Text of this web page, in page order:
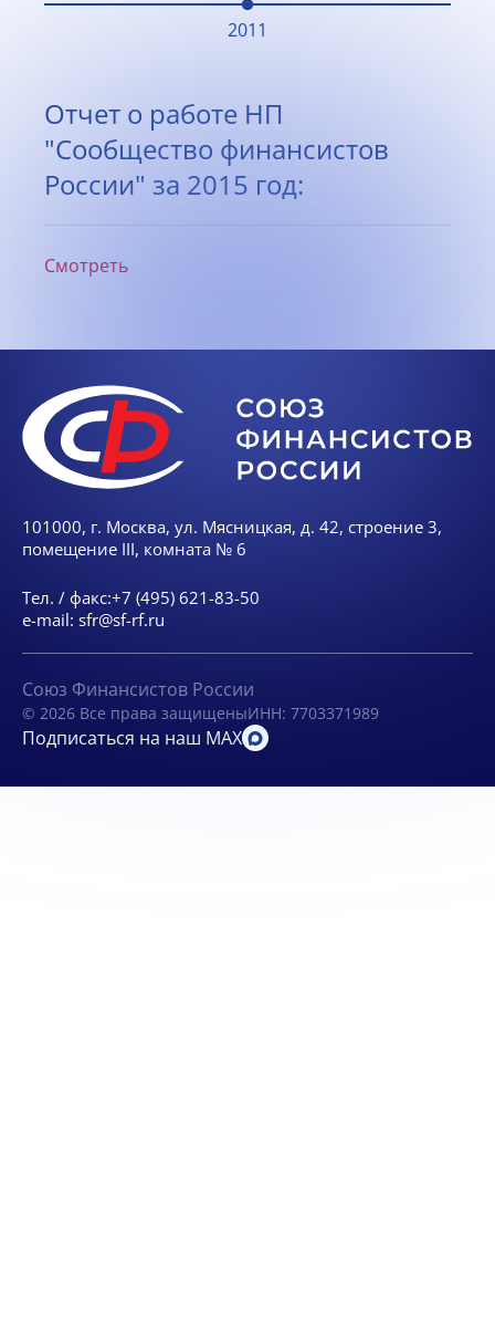
2011
Отчет о работе НП
"Сообщество финансистов
России" за 2015 год:
Смотреть
101000, г. Москва, ул. Мясницкая, д. 42, строение 3,
помещение III, комната № 6
Тел. / факс:+7 (495) 621-83-50
e-mail: sfr@sf-rf.ru
Союз Финансистов России
© 2026 Все права защищеныИНН: 7703371989
Подписаться на наш MAX